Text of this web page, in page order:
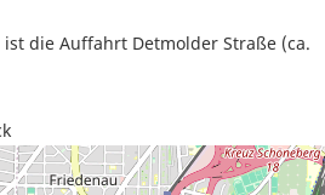
die Auffahrt Detmolder Straße (ca.